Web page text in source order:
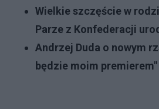
Wielkie szczęście w
Parze z Konfederacji
Andrzej Duda o nowym
będzie moim premierem"